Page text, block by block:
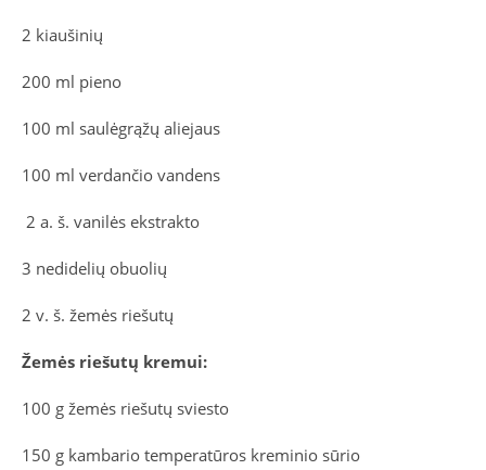
2 kiaušinių
200 ml pieno
100 ml saulėgrąžų aliejaus
100 ml verdančio vandens
2 a. š. vanilės ekstrakto
3 nedidelių obuolių
2 v. š. žemės riešutų
Žemės riešutų kremui:
100 g žemės riešutų sviesto
150 g kambario temperatūros kreminio sūrio